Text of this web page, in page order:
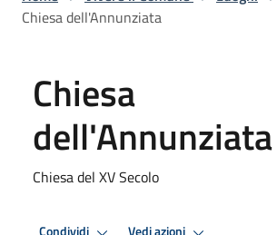
Chiesa dell'Annunziata
Chiesa
dell'Annunziata
Chiesa del XV Secolo